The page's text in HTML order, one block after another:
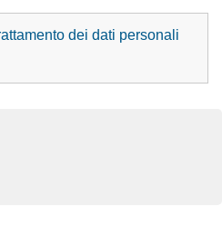
dei dati personali